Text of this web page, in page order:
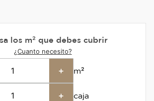
los m² que debes cubrir
¿Cuanto necesito?
+ m²
+ caja